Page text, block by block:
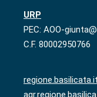
URP
PEC: AOO-
C.F. 80002950766
regione.basilicata.it